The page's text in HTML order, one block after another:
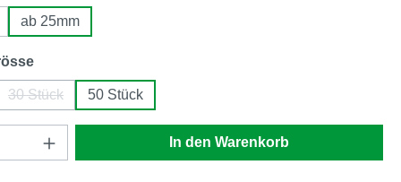
ab 25mm
auswählen
30 Stück
(Diese Option ist zurzeit nicht verfügbar.)
50 Stück
Gib den gewünschten Wert ein
In den Warenkorb